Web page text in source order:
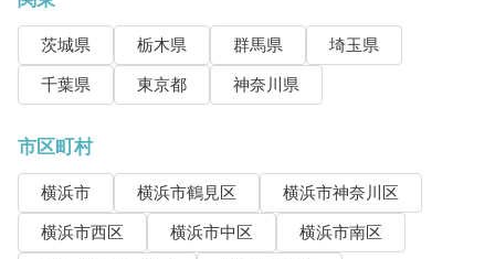
茨城県 栃木県 群馬県
埼玉県
千葉県
東京都 神奈川県
市区町村
横浜市 横浜市鶴見区
横浜市神奈川区
横浜市西区
横浜市中区
横浜市南区